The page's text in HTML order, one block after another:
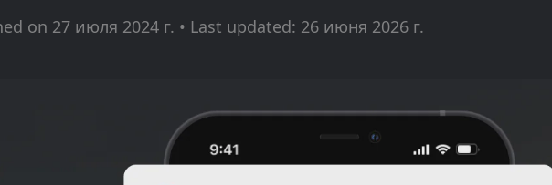
on 27 июля 2024 г. • Last updated: 26 июня 2026 г.